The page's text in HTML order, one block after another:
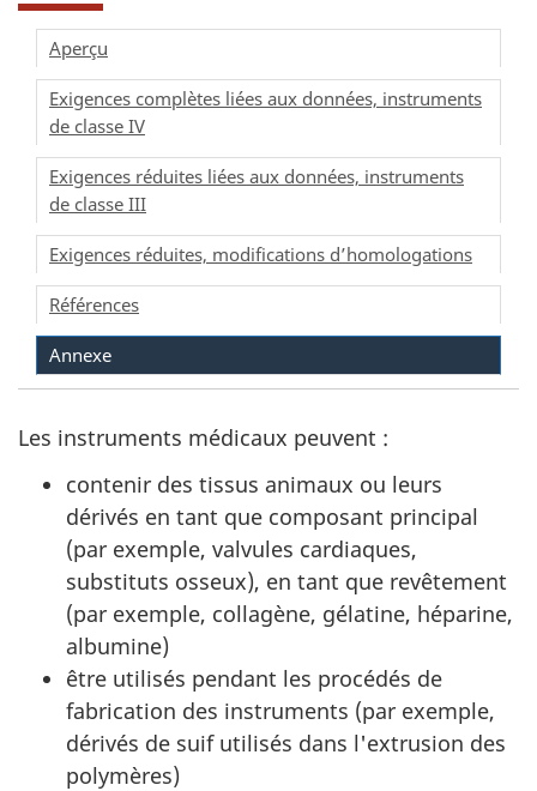
Aperçu
Exigences complètes liées aux données, instruments
de classe IV
Exigences réduites liées aux données, instruments
de classe III
Exigences réduites, modifications d’homologations
Références
Annexe
Les instruments médicaux peuvent :
contenir des tissus animaux ou leurs
dérivés en tant que composant principal
(par exemple, valvules cardiaques,
substituts osseux), en tant que revêtement
(par exemple, collagène, gélatine, héparine,
albumine)
être utilisés pendant les procédés de
fabrication des instruments (par exemple,
dérivés de suif utilisés dans l'extrusion des
polymères)